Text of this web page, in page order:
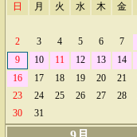
日 月 火 水 木 金
2
3 4 5 6 7
9
10 11 12 13 14
16
17 18 19 20 21
23
24 25 26 27 28
30
31